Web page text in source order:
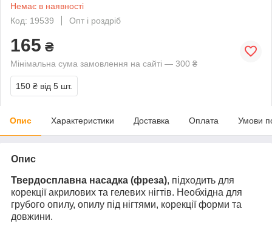
Немає в наявності
Код: 19539
Опт і роздріб
165 ₴
Мінімальна сума замовлення на сайті — 300 ₴
150 ₴ від 5 шт.
Опис Характеристики Доставка Оплата Умови
Опис
Твердосплавна насадка (фреза), підходить для
корекції акрилових та гелевих нігтів. Необхідна для
грубого опилу, опилу під нігтями, корекції форми та
довжини.